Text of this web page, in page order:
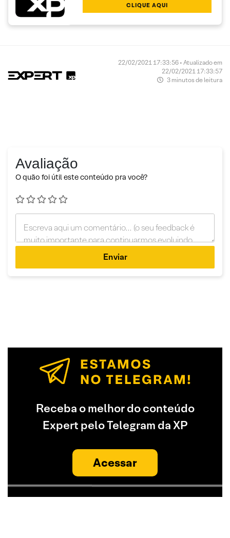
CLIQUE AQUI
22/02/2021 17:33:56 • Atualizado em
22/02/2021 17:33:57
3 minutos de leitura
Avaliação
O quão foi útil este conteúdo pra você?
Enviar
Receba o melhor do conteúdo
Expert pelo Telegram da XP
Acessar